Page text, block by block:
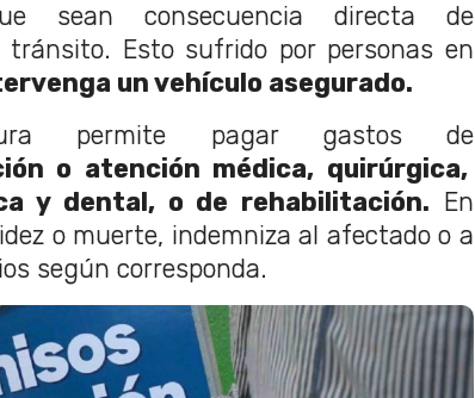
sean consecuencia directa de
tránsito. Esto sufrido por personas en
un vehículo asegurado.
permite pagar gastos de
o atención médica, quirúrgica,
y dental, o de rehabilitación. En
o muerte, indemniza al afectado o a
según corresponda.